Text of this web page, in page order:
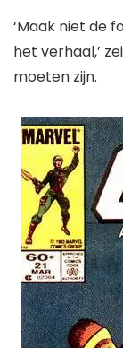
‘Maak niet de
het verhaal,’
moeten zijn.